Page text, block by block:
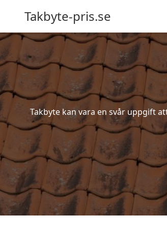
Takbyte-pris.se
Takbyte kan vara en svår uppgift